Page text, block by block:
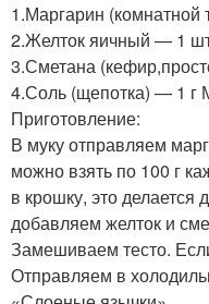
1.Маргарин
2.Желток яичный — 1
3.Сметана
4.Соль (щепотка) — 1 г
Приготовление:
В муку отправляем
можно взять по 100 г
в крошку, это делается
добавляем желток и
Замешиваем тесто.
Отправляем в